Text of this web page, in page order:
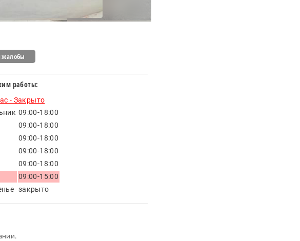
жалобы
работы:
- Закрыто
09:00-18:00
09:00-18:00
09:00-18:00
09:00-18:00
09:00-18:00
09:00-15:00
закрыто